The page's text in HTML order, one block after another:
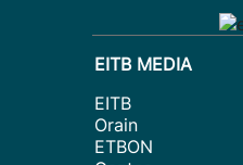
EITB MEDIA
EITB
Orain
ETBON